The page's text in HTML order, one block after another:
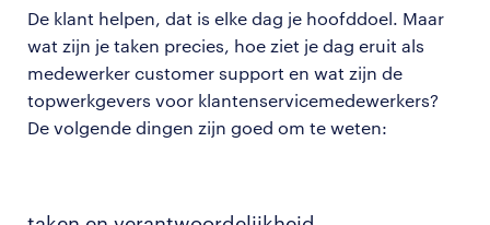
De klant helpen, dat is elke dag je hoofddoel. Maar
wat zijn je taken precies, hoe ziet je dag eruit als
medewerker customer support en wat zijn de
topwerkgevers voor klantenservicemedewerkers?
De volgende dingen zijn goed om te weten: